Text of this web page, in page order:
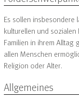
Es sollen insbesondere
kulturellen und
Familien in ihrem Alltag
allen Menschen
Religion oder Alter.
Allgemeines